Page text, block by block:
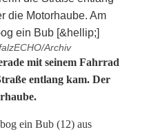
Archiv
mit seinem Fahrrad
entlang kam. Der
ein Bub (12) aus